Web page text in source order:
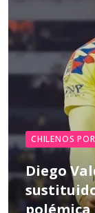
CHILENOS
Diego